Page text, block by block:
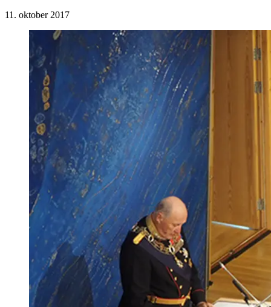
11. oktober 2017